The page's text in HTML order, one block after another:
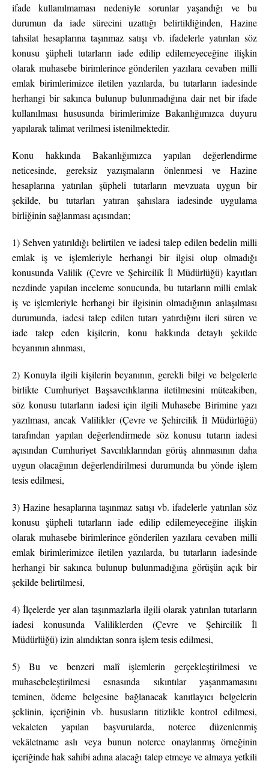
ifade kullanılmaması nedeniyle sorunlar yaşandığı ve bu
durumun da iade sürecini uzattığı belirtildiğinden, Hazine
tahsilat hesaplarına taşınmaz satışı vb. ifadelerle yatırılan söz
konusu şüpheli tutarların iade edilip edilemeyeceğine ilişkin
olarak muhasebe birimlerince gönderilen yazılara cevaben milli
emlak birimlerimizce iletilen yazılarda, bu tutarların iadesinde
herhangi bir sakınca bulunup bulunmadığına dair net bir ifade
kullanılması hususunda birimlerimize Bakanlığımızca duyuru
yapılarak talimat verilmesi istenilmektedir.
Konu hakkında Bakanlığımızca yapılan değerlendirme
neticesinde, gereksiz yazışmaların önlenmesi ve Hazine
hesaplarına yatırılan şüpheli tutarların mevzuata uygun bir
şekilde, bu tutarları yatıran şahıslara iadesinde uygulama
birliğinin sağlanması açısından;
1) Sehven yatırıldığı belirtilen ve iadesi talep edilen bedelin milli
emlak iş ve işlemleriyle herhangi bir ilgisi olup olmadığı
konusunda Valilik (Çevre ve Şehircilik İl Müdürlüğü) kayıtları
nezdinde yapılan inceleme sonucunda, bu tutarların milli emlak
iş ve işlemleriyle herhangi bir ilgisinin olmadığının anlaşılması
durumunda, iadesi talep edilen tutarı yatırdığını ileri süren ve
iade talep eden kişilerin, konu hakkında detaylı şekilde
beyanının alınması,
2) Konuyla ilgili kişilerin beyanının, gerekli bilgi ve belgelerle
birlikte Cumhuriyet Başsavcılıklarına iletilmesini müteakiben,
söz konusu tutarların iadesi için ilgili Muhasebe Birimine yazı
yazılması, ancak Valilikler (Çevre ve Şehircilik İl Müdürlüğü)
tarafından yapılan değerlendirmede söz konusu tutarın iadesi
açısından Cumhuriyet Savcılıklarından görüş alınmasının daha
uygun olacağının değerlendirilmesi durumunda bu yönde işlem
tesis edilmesi,
3) Hazine hesaplarına taşınmaz satışı vb. ifadelerle yatırılan söz
konusu şüpheli tutarların iade edilip edilemeyeceğine ilişkin
olarak muhasebe birimlerince gönderilen yazılara cevaben milli
emlak birimlerimizce iletilen yazılarda, bu tutarların iadesinde
herhangi bir sakınca bulunup bulunmadığına görüşün açık bir
şekilde belirtilmesi,
4) İlçelerde yer alan taşınmazlarla ilgili olarak yatırılan tutarların
iadesi konusunda Valiliklerden (Çevre ve Şehircilik İl
Müdürlüğü) izin alındıktan sonra işlem tesis edilmesi,
5) Bu ve benzeri malî işlemlerin gerçekleştirilmesi ve
muhasebeleştirilmesi esnasında sıkıntılar yaşanmamasını
teminen, ödeme belgesine bağlanacak kanıtlayıcı belgelerin
şeklinin, içeriğinin vb. hususların titizlikle kontrol edilmesi,
vekaleten yapılan başvurularda, noterce düzenlenmiş
vekâletname aslı veya bunun noterce onaylanmış örneğinin
içeriğinde hak sahibi adına alacağı talep etmeye ve almaya yetkili